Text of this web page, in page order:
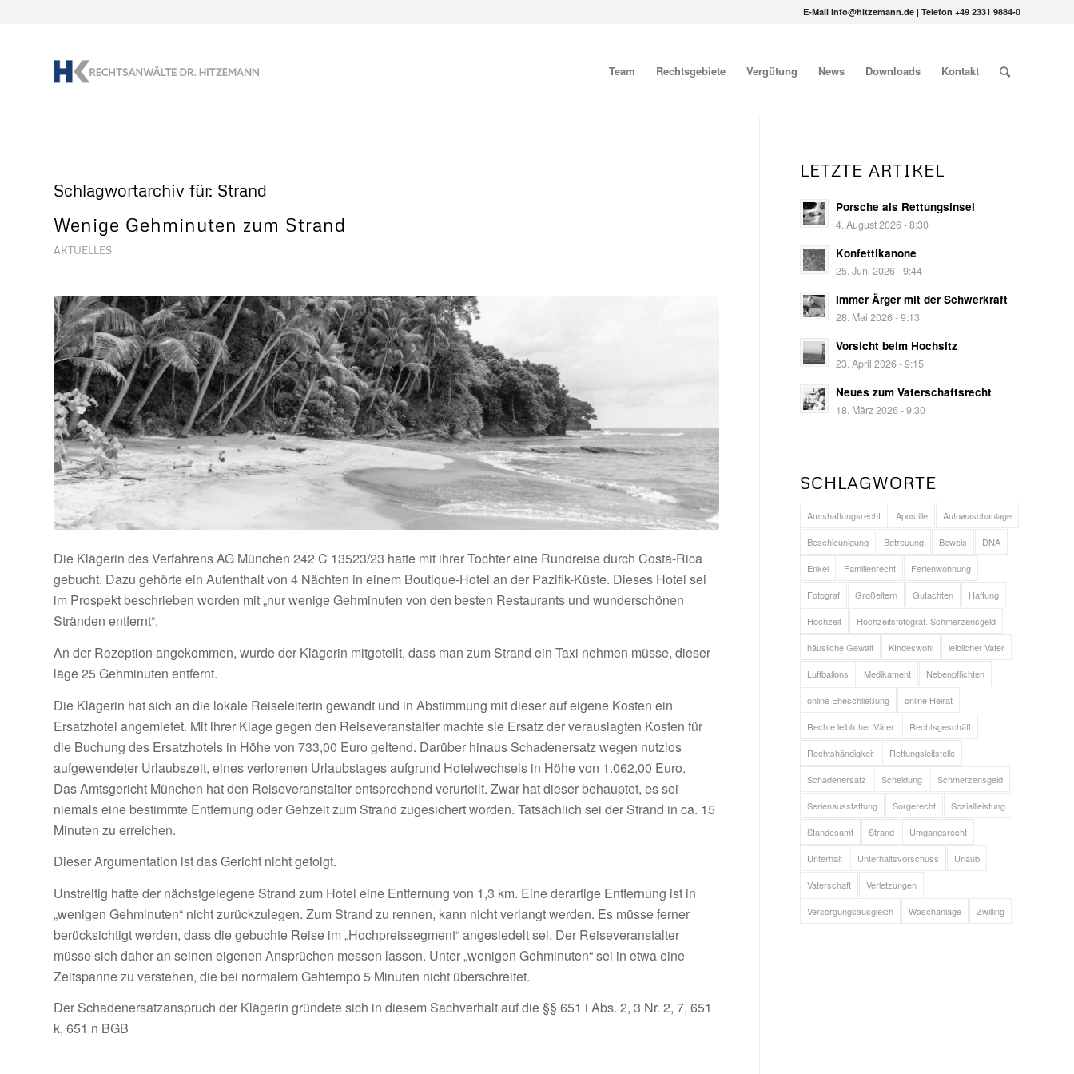
E-Mail info@hitzemann.de | Telefon +49 2331 9884-0
Team Rechtsgebiete Vergütung News Downloads Kontakt
Schlagwortarchiv für: Strand
Wenige Gehminuten zum Strand
AKTUELLES
Die Klägerin des Verfahrens AG München 242 C 13523/23 hatte mit ihrer Tochter eine Rundreise durch Costa-Rica
gebucht. Dazu gehörte ein Aufenthalt von 4 Nächten in einem Boutique-Hotel an der Pazifik-Küste. Dieses Hotel sei
im Prospekt beschrieben worden mit „nur wenige Gehminuten von den besten Restaurants und wunderschönen
Stränden entfernt“.
An der Rezeption angekommen, wurde der Klägerin mitgeteilt, dass man zum Strand ein Taxi nehmen müsse, dieser
läge 25 Gehminuten entfernt.
Die Klägerin hat sich an die lokale Reiseleiterin gewandt und in Abstimmung mit dieser auf eigene Kosten ein
Ersatzhotel angemietet. Mit ihrer Klage gegen den Reiseveranstalter machte sie Ersatz der verauslagten Kosten für
die Buchung des Ersatzhotels in Höhe von 733,00 Euro geltend. Darüber hinaus Schadenersatz wegen nutzlos
aufgewendeter Urlaubszeit, eines verlorenen Urlaubstages aufgrund Hotelwechsels in Höhe von 1.062,00 Euro.
Das Amtsgericht München hat den Reiseveranstalter entsprechend verurteilt. Zwar hat dieser behauptet, es sei
niemals eine bestimmte Entfernung oder Gehzeit zum Strand zugesichert worden. Tatsächlich sei der Strand in ca. 15
Minuten zu erreichen.
Dieser Argumentation ist das Gericht nicht gefolgt.
Unstreitig hatte der nächstgelegene Strand zum Hotel eine Entfernung von 1,3 km. Eine derartige Entfernung ist in
„wenigen Gehminuten“ nicht zurückzulegen. Zum Strand zu rennen, kann nicht verlangt werden. Es müsse ferner
berücksichtigt werden, dass die gebuchte Reise im „Hochpreissegment“ angesiedelt sei. Der Reiseveranstalter
müsse sich daher an seinen eigenen Ansprüchen messen lassen. Unter „wenigen Gehminuten“ sei in etwa eine
Zeitspanne zu verstehen, die bei normalem Gehtempo 5 Minuten nicht überschreitet.
Der Schadenersatzanspruch der Klägerin gründete sich in diesem Sachverhalt auf die §§ 651 i Abs. 2, 3 Nr. 2, 7, 651
k, 651 n BGB
LETZTE ARTIKEL
Porsche als Rettungsinsel
4. August 2026 - 8:30
Konfettikanone
25. Juni 2026 - 9:44
Immer Ärger mit der Schwerkraft
28. Mai 2026 - 9:13
Vorsicht beim Hochsitz
23. April 2026 - 9:15
Neues zum Vaterschaftsrecht
18. März 2026 - 9:30
SCHLAGWORTE
Amtshaftungsrecht Apostille Autowaschanlage
Beschleunigung Betreuung Beweis DNA
Enkel Familienrecht Ferienwohnung
Fotograf Großeltern Gutachten Haftung
Hochzeit Hochzeitsfotograf. Schmerzensgeld
häusliche Gewalt KIndeswohl leiblicher Vater
Luftballons Medikament Nebenpflichten
online Eheschließung online Heirat
Rechte leiblicher Väter Rechtsgeschäft
Rechtshändigkeit Rettungsleitstelle
Schadenersatz Scheidung Schmerzensgeld
Serienausstattung Sorgerecht Soziallleistung
Standesamt Strand Umgangsrecht
Unterhalt Unterhaltsvorschuss Urlaub
Vaterschaft Verletzungen
Versorgungsausgleich Waschanlage Zwilling